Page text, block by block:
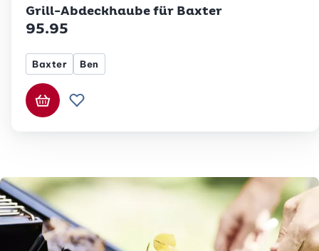
Grill-Abdeckhaube für Baxter
95.95
Baxter Ben
In den Warenkorb
Zur Wunschliste hinzufügen